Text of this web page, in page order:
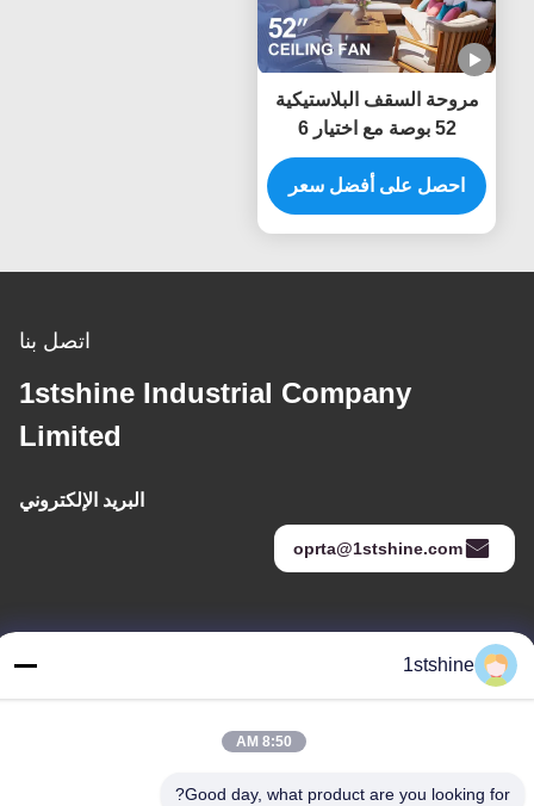
مروحة السقف البلاستيكية
52 بوصة مع اختيار 6
سرعات والتحكم عن بعد
الذكي لمصدر الطاقة
المستمرة
احصل على أفضل سعر
اتصل بنا
1stshine Industrial Company
Limited
البريد الإلكتروني
oprta@1stshine.com
العنوان
Zhongshan ، مقاطعة Guangdong ، الصين
هاتف
1stshine
8:50 AM
Good day, what product are you looking for?